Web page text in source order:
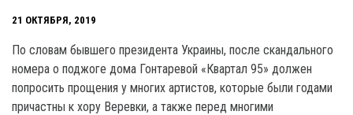
21 ОКТЯБРЯ, 2019
По словам бывшего президента Украины, после скандального
номера о поджоге дома Гонтаревой «Квартал 95» должен
попросить прощения у многих артистов, которые были годами
причастны к хору Веревки, а также перед многими